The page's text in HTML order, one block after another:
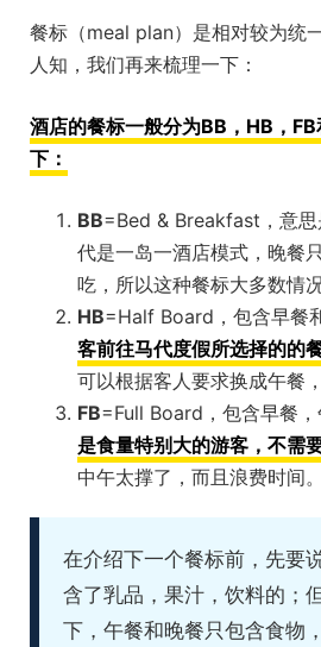
餐标（meal plan）是相对较为统
人知，我们再来梳理一下：
酒店的餐标一般分为BB，HB，
下：
BB=Bed & Breakfast，意思
代是一岛一酒店模式，晚餐
吃，所以这种餐标大多数情
HB=Half Board，包含早餐
客前往马代度假所选择的的
可以根据客人要求换成午餐
FB=Full Board，包含早餐，
是食量特别大的游客，不需
中午太撑了，而且浪费时间。
在介绍下一个餐标前，先要
含了乳品，果汁，饮料的；
下，午餐和晚餐只包含食物